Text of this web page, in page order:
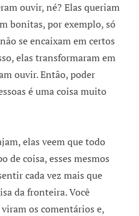
ouvir, né? Elas queriam
bonitas, por exemplo, só
se encaixam em certos
elas transformaram em
ouvir. Então, poder
é uma coisa muito
elas veem que todo
de coisa, esses mesmos
cada vez mais que
da fronteira. Você
viram os comentários e,